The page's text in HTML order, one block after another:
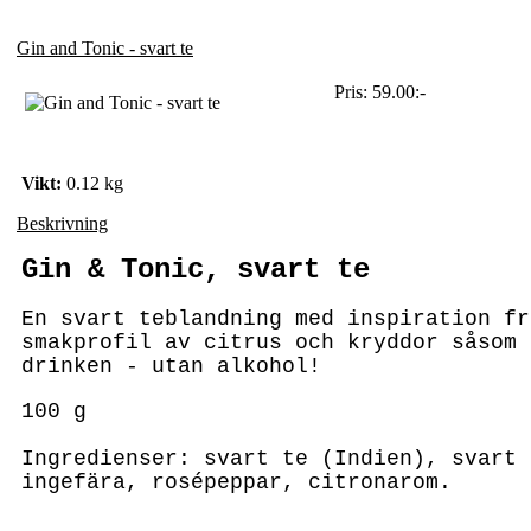
Gin and Tonic - svart te
Pris: 59.00:-
Vikt: 0.12 kg
Beskrivning
Gin & Tonic, svart te
En svart teblandning med inspiration
smakprofil av citrus och kryddor
drinken - utan alkohol!
100 g
Ingredienser: svart te (Indien), svart
ingefära, rosépeppar, citronarom.